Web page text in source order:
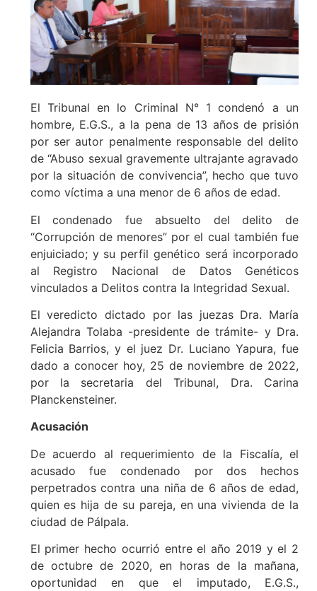
El Tribunal en lo Criminal N° 1 condenó a un
hombre, E.G.S., a la pena de 13 años de prisión
por ser autor penalmente responsable del delito
de “Abuso sexual gravemente ultrajante agravado
por la situación de convivencia”, hecho que tuvo
como víctima a una menor de 6 años de edad.
El condenado fue absuelto del delito de
“Corrupción de menores” por el cual también fue
enjuiciado; y su perfil genético será incorporado
al Registro Nacional de Datos Genéticos
vinculados a Delitos contra la Integridad Sexual.
El veredicto dictado por las juezas Dra. María
Alejandra Tolaba -presidente de trámite- y Dra.
Felicia Barrios, y el juez Dr. Luciano Yapura, fue
dado a conocer hoy, 25 de noviembre de 2022,
por la secretaria del Tribunal, Dra. Carina
Planckensteiner.
Acusación
De acuerdo al requerimiento de la Fiscalía, el
acusado fue condenado por dos hechos
perpetrados contra una niña de 6 años de edad,
quien es hija de su pareja, en una vivienda de la
ciudad de Pálpala.
El primer hecho ocurrió entre el año 2019 y el 2
de octubre de 2020, en horas de la mañana,
oportunidad en que el imputado, E.G.S.,